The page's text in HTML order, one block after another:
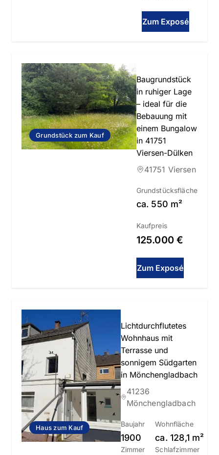
Zum Exposé
Slide 1 of 1
Grundstück zum Kauf
Baugrundstück
in ruhiger Lage
– ideal für die
Bebauung mit
einem Bungalow
in 41751
Viersen-Dülken
41751 Viersen
Grundstücksfläche
ca. 550 m²
Kaufpreis
125.000 €
Zum Exposé
Slide 1 of 1
Haus zum Kauf
Lichtdurchflutetes
Wohnhaus mit
Terrasse und
sonnigem Südgarten
in Mönchengladbach
41236
Mönchengladbach
Baujahr
1900
Wohnfläche
ca. 128,1 m²
Zimmer Schlafzimmer